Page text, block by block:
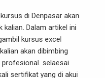
di Denpasar akan
Dalam artikel ini
kursus excel
akan dibimbing
selaesai
sertifikat yang di akui